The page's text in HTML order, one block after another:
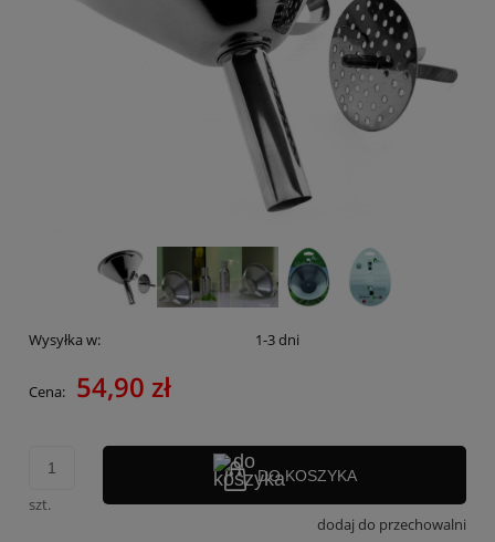
Wysyłka w: 1-3 dni
Cena: 54,90 zł
szt.
DO KOSZYKA
dodaj do przechowalni